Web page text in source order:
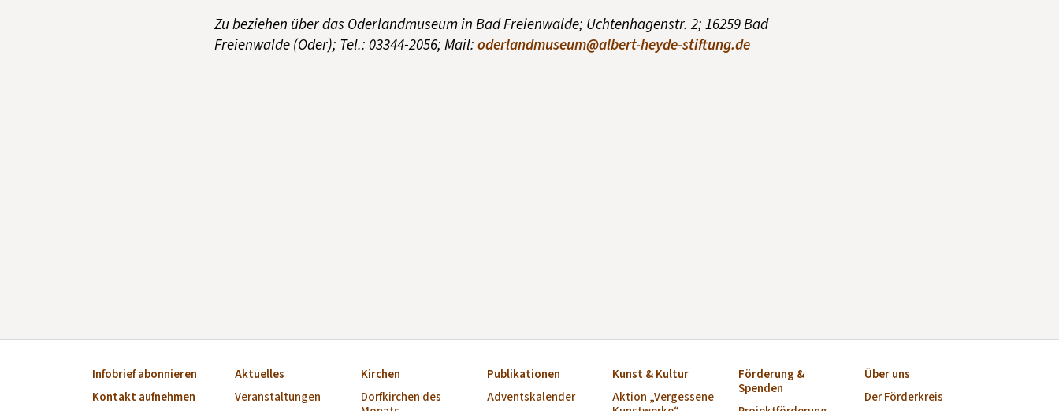
Zu beziehen über das Oderlandmuseum in Bad Freienwalde; Uchtenhagenstr. 2; 16259 Bad
Freienwalde (Oder); Tel.: 03344-2056; Mail:oderlandmuseum@albert-heyde-stiftung.de
Infobrief abonnieren
Kontakt aufnehmen
Aktuelles
Veranstaltungen
Kirchen
Dorfkirchen des
Publikationen
Adventskalender
Kunst & Kultur
Aktion „Vergessene
Förderung &
Spenden
Über uns
Der Förderkreis